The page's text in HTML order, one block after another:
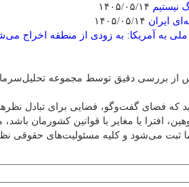
نیستیم
ایران
به آمریکا: به زودی از منطقه اخراج
از بررسی دقیق توسط مجموعه
که فضای گفت‌وگو، فضایی برای تبادل
افترا یا مغایر با قوانین کشورمان باشد،
ثبت می‌شود و کلیه مسئولیت‌های حقوقی